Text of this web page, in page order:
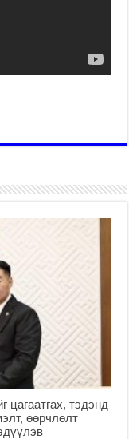
цагаатгах, тэдэнд
өөрчлөлт